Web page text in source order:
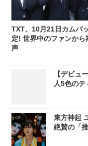
TXT、10月21日カムバ
定! 世界中のファンから
声
【デビュ
人5色のテ
東方神起
絶賛の「